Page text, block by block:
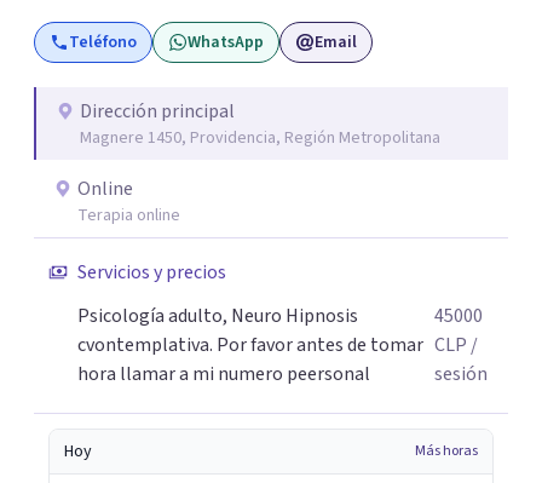
juntos el camino a tu sanidad. DFisponible y atento a tu
llamado un abrazo cordial.
Teléfono WhatsApp Email
Dirección principal
Magnere 1450, Providencia, Región Metropolitana
Online
Terapia online
Servicios y precios
Psicología adulto, Neuro Hipnosis
cvontemplativa. Por favor antes de tomar
hora llamar a mi numero peersonal
45000
CLP /
sesión
Hoy Más horas